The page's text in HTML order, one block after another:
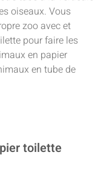
oiseaux. Vous
zoo avec et
pour faire les
en papier
en tube de
toilette